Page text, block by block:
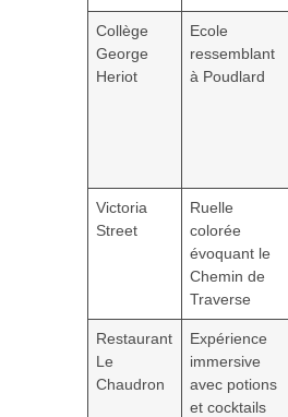
Collège
George
Heriot
Ecole
ressemblant
à Poudlard
Victoria
Street
Ruelle
colorée
évoquant le
Chemin de
Traverse
Restaurant
Le
Chaudron
Expérience
immersive
avec potions
et cocktails